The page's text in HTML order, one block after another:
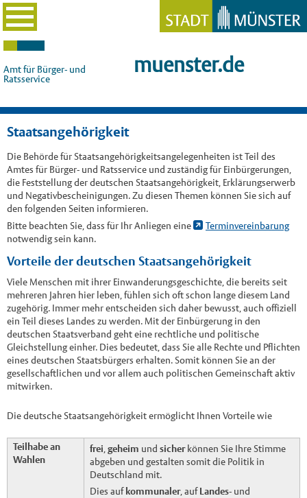
Amt für Bürger- und
Ratsservice
muenster.de
Staatsangehörigkeit
Die Behörde für Staatsangehörigkeitsangelegenheiten ist Teil des
Amtes für Bürger- und Ratsservice und zuständig für Einbürgerungen,
die Feststellung der deutschen Staatsangehörigkeit, Erklärungserwerb
und Negativbescheinigungen. Zu diesen Themen können Sie sich auf
den folgenden Seiten informieren.
Bitte beachten Sie, dass für Ihr Anliegen eine
Terminvereinbarung
notwendig sein kann.
Vorteile der deutschen Staatsangehörigkeit
Viele Menschen mit ihrer Einwanderungsgeschichte, die bereits seit
mehreren Jahren hier leben, fühlen sich oft schon lange diesem Land
zugehörig. Immer mehr entscheiden sich daher bewusst, auch offiziell
ein Teil dieses Landes zu werden. Mit der Einbürgerung in den
deutschen Staatsverband geht eine rechtliche und politische
Gleichstellung einher. Dies bedeutet, dass Sie alle Rechte und Pflichten
eines deutschen Staatsbürgers erhalten. Somit können Sie an der
gesellschaftlichen und vor allem auch politischen Gemeinschaft aktiv
mitwirken.
Die deutsche Staatsangehörigkeit ermöglicht Ihnen Vorteile wie
Teilhabe an
Wahlen
frei ,geheim undsicher können Sie Ihre Stimme
abgeben und gestalten somit die Politik in
Deutschland mit.
Dies auf kommunaler, aufLandes- und